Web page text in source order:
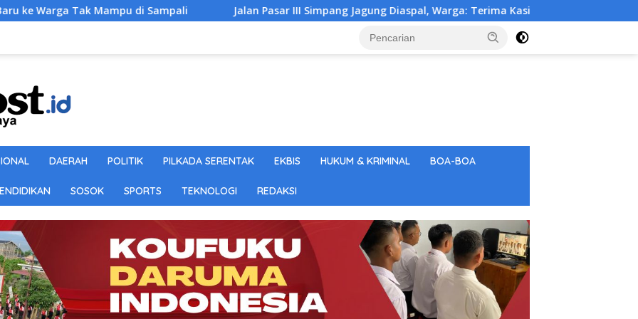
Jalan Pasar III Simpang Jagung Diaspal, Warga: Terima Kasih Pak Bupati dan Anggota DPRD Deli Serdang
DAERAH POLITIK PILKADA SERENTAK EKBIS HUKUM & KRIMINAL BOA-BOA
SOSOK SPORTS TEKNOLOGI REDAKSI